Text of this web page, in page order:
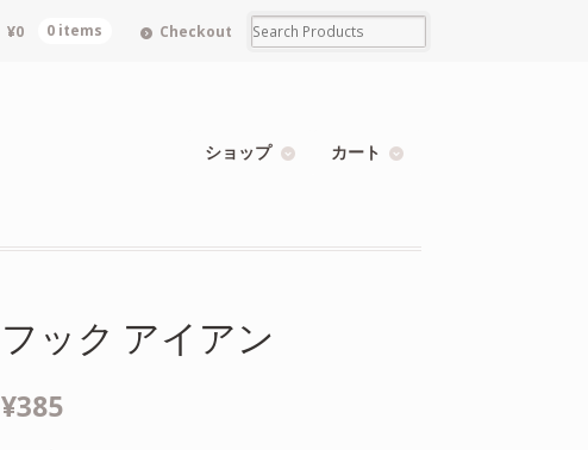
¥0 0 items Checkout
ショップ カート
フック アイアン
¥385